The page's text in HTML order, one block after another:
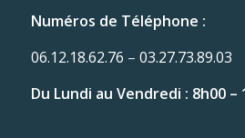
Numéros de Téléphone :
06.12.18.62.76 – 03.27.73.89.03
Du Lundi au Vendredi : 8h00 –